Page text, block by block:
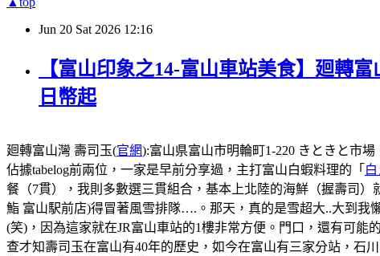
Jun 20 Sat 2026 12:16
【富山印象之14-富山車站美食】廻轉
日幣起
廻轉富山灣 壽司玉(官網):富山県富山市明輪町1-220 きときと市場
佔據tabelog前兩位，一家是早前分享過，主打富山白蝦料理的「
餐（7貫），我則多數選三貫組合，基本上北陸的海鮮（握壽司
鮨 富山駅前店)得冒著風雪排隊….。那天，真的是雪超大..大到我
(笑)，因為這家就在JR富山車站的1樓非常方便。門口，還有可
查才知壽司玉在富山有40年的歷史，如今在富山有三家分站，石